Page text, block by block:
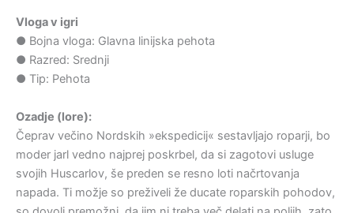
Vloga v igri
● Bojna vloga: Glavna linijska pehota
● Razred: Srednji
● Tip: Pehota
Ozadje (lore):
Čeprav večino Nordskih »ekspedicij« sestavljajo roparji, bo
moder jarl vedno najprej poskrbel, da si zagotovi usluge
svojih Huscarlov, še preden se resno loti načrtovanja
napada. Ti možje so preživeli že ducate roparskih pohodov,